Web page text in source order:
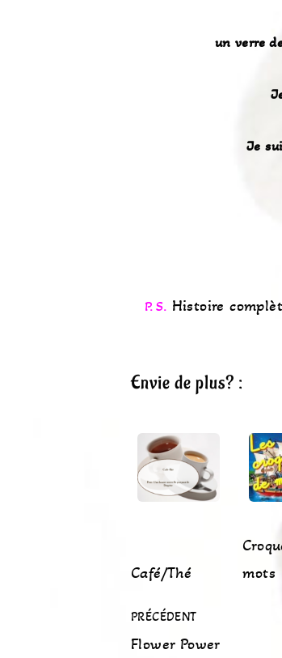
un verre
Je
P. S. Histoire
Envie de plus? :
Café/Thé
mots
PRÉCÉDENT
Flower Power